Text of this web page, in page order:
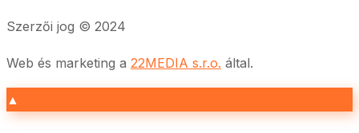
Szerzői jog © 2024
Web és marketing a 22MEDIA s.r.o. által.
▲